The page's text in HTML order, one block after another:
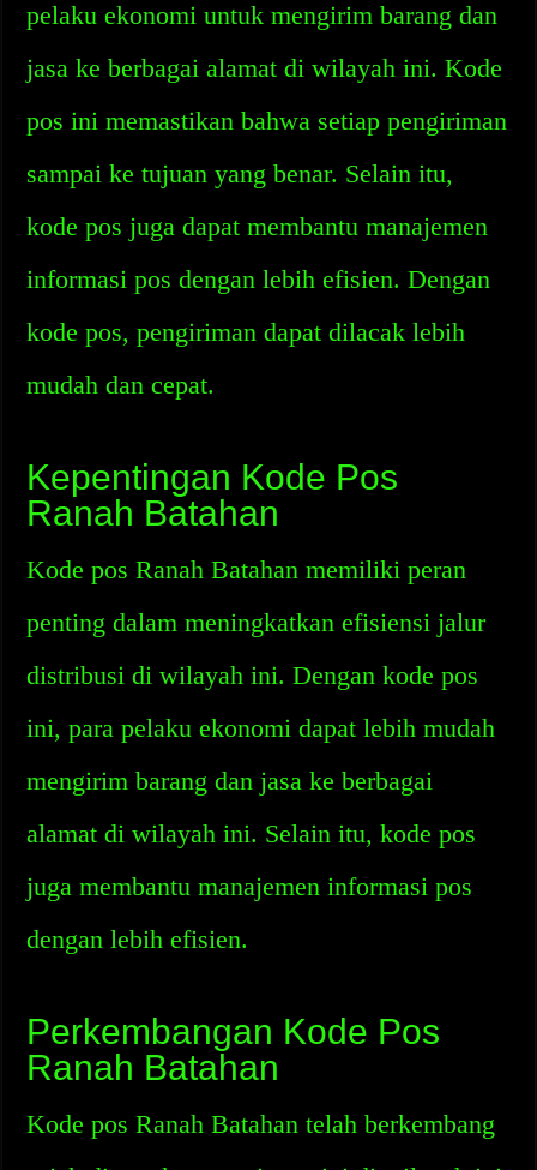
pelaku ekonomi untuk mengirim barang dan
jasa ke berbagai alamat di wilayah ini. Kode
pos ini memastikan bahwa setiap pengiriman
sampai ke tujuan yang benar. Selain itu,
kode pos juga dapat membantu manajemen
informasi pos dengan lebih efisien. Dengan
kode pos, pengiriman dapat dilacak lebih
mudah dan cepat.
Kepentingan Kode Pos
Ranah Batahan
Kode pos Ranah Batahan memiliki peran
penting dalam meningkatkan efisiensi jalur
distribusi di wilayah ini. Dengan kode pos
ini, para pelaku ekonomi dapat lebih mudah
mengirim barang dan jasa ke berbagai
alamat di wilayah ini. Selain itu, kode pos
juga membantu manajemen informasi pos
dengan lebih efisien.
Perkembangan Kode Pos
Ranah Batahan
Kode pos Ranah Batahan telah berkembang